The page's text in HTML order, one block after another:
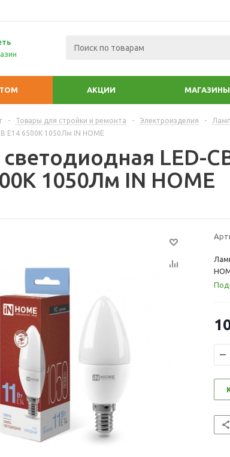
АКЦИИ МАГАЗИНЫ
- Товары для стройки и ремонта - Электроизделия -
Е14 6500К 1050Лм IN HOME
LED-
1050Лм IN HOME